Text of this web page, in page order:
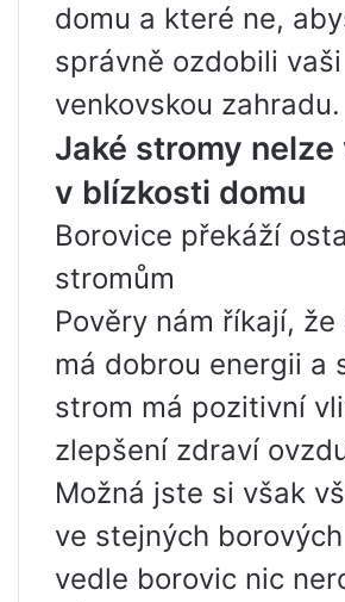
domu a které ne,
správně ozdobili vaši
venkovskou zahradu.
Jaké stromy
v blízkosti domu
Borovice překáží
stromům
Pověry nám říkají,
má dobrou energii a
strom má pozitivní
zlepšení zdraví
Možná jste si však
ve stejných
vedle borovic nic